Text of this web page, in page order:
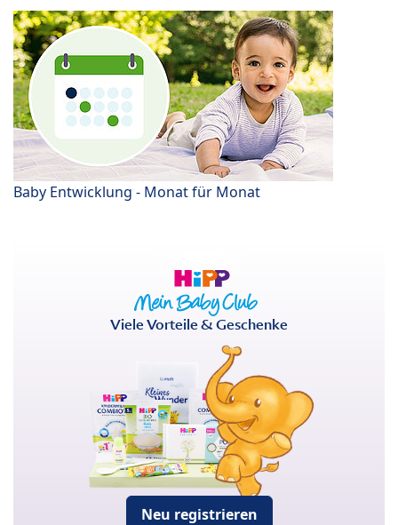
Baby Entwicklung - Monat für Monat
Viele Vorteile & Geschenke
Neu registrieren